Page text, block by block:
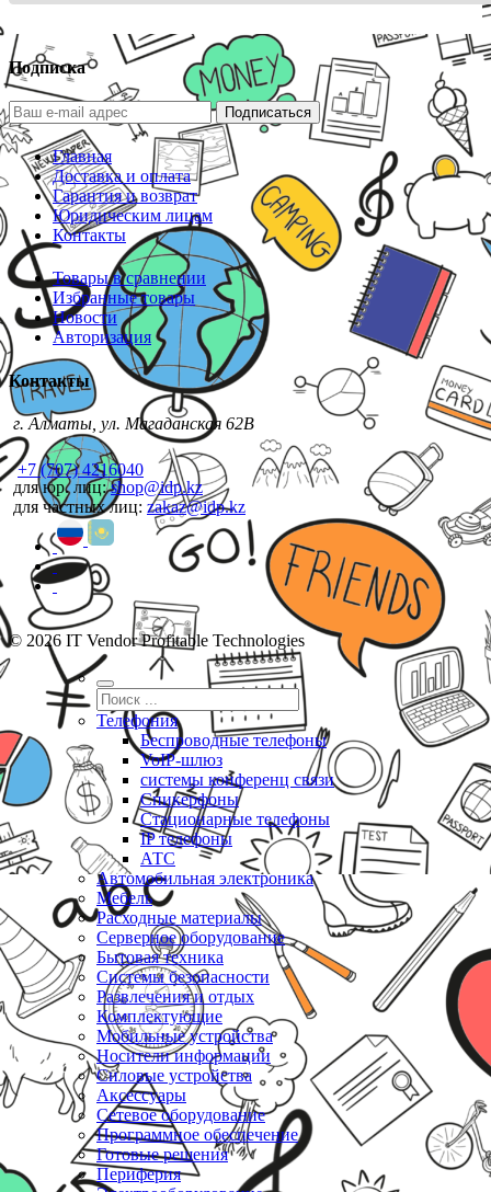
Подписка
Подписаться
Главная
Доставка и оплата
Гарантия и возврат
Юридическим лицам
Контакты
Товары в сравнении
Избранные товары
Новости
Авторизация
Контакты
г. Алматы, ул. Магаданская 62В
+7 (707) 4216040
для юр. лиц:shop@idp.kz
для частных лиц: zakaz@idp.kz
© 2026 IT Vendor Profitable Technologies
Телефония
Беспроводные телефоны
VoIP-шлюз
системы конференц связи
Спикерфоны
Стационарные телефоны
IP телефоны
АТС
Автомобильная электроника
Мебель
Расходные материалы
Серверное оборудование
Бытовая техника
Системы безопасности
Развлечения и отдых
Комплектующие
Мобильные устройства
Носители информации
Силовые устройства
Аксессуары
Сетевое оборудование
Программное обеспечение
Готовые решения
Периферия